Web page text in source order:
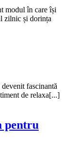
modul în care își
zilnic și dorința
fascinantă
de relaxa[...]
pentru